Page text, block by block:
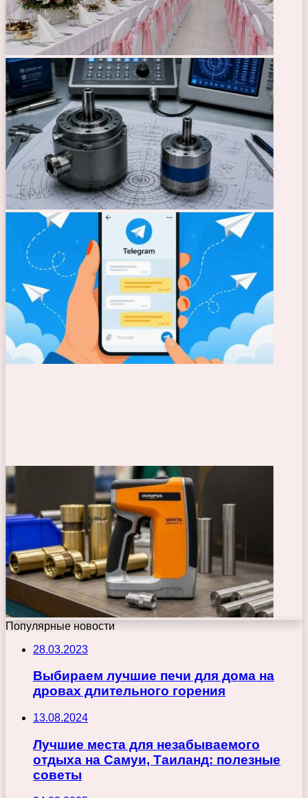
Популярные новости
28.03.2023
Выбираем лучшие печи для дома на
дровах длительного горения
13.08.2024
Лучшие места для незабываемого
отдыха на Самуи, Таиланд: полезные
советы